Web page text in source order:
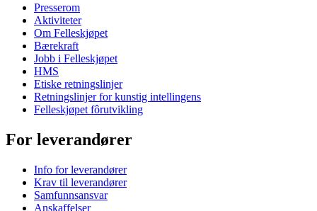
Presserom
Aktiviteter
Om Felleskjøpet
Bærekraft
Jobb i Felleskjøpet
HMS
Etiske retningslinjer
Retningslinjer for kunstig intellingens
Felleskjøpet fôrutvikling
For leverandører
Info for leverandører
Krav til leverandører
Samfunnsansvar
Anskaffelser